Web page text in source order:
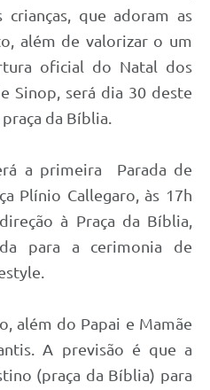
crianças, que adoram as
além de valorizar o um
oficial do Natal dos
Sinop, será dia 30 deste
da Bíblia.
a primeira Parada de
Plínio Callegaro, às 17h
à Praça da Bíblia,
para a cerimonia de
além do Papai e Mamãe
A previsão é que a
(praça da Bíblia) para